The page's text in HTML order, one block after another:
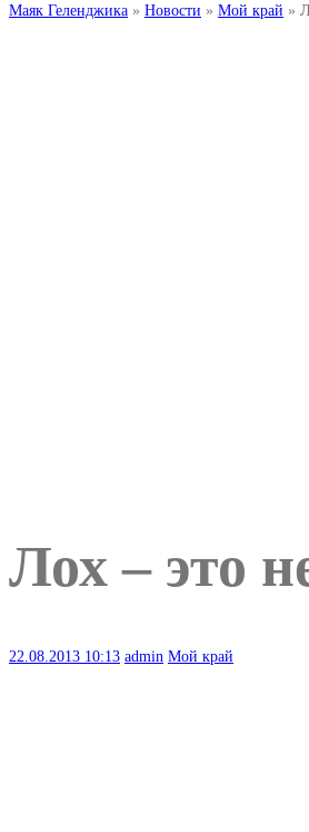
Маяк Геленджика » Новости » Мой край »
Лох – это
22.08.2013 10:13 admin Мой край